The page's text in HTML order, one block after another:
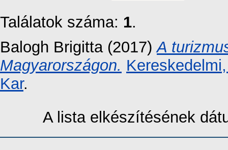
Találatok száma: 1.
Balogh Brigitta (2017)A
Magyarországon.
Kar.
A lista elkészítésének